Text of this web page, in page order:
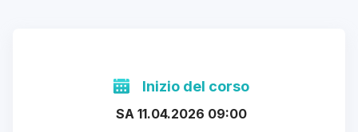
Inizio del corso
SA 11.04.2026 09:00